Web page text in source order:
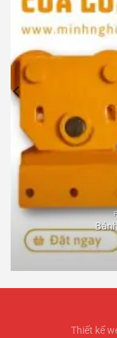
Thiết kế